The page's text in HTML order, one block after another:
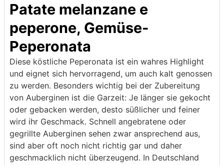
Patate melanzane e
peperone, Gemüse-
Peperonata
Diese köstliche Peperonata ist ein wahres Highlight
und eignet sich hervorragend, um auch kalt genossen
zu werden. Besonders wichtig bei der Zubereitung
von Auberginen ist die Garzeit: Je länger sie gekocht
oder gebacken werden, desto süßlicher und feiner
wird ihr Geschmack. Schnell angebratene oder
gegrillte Auberginen sehen zwar ansprechend aus,
sind aber oft noch nicht richtig gar und daher
geschmacklich nicht überzeugend. In Deutschland